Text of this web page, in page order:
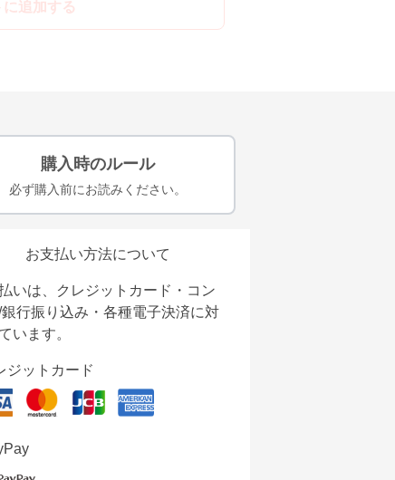
に追加する
購入時のルール
必ず購入前にお読みください。
お支払い方法について
いは、クレジットカード・コン
銀行振り込み・各種電子決済に対
います。
ジットカード